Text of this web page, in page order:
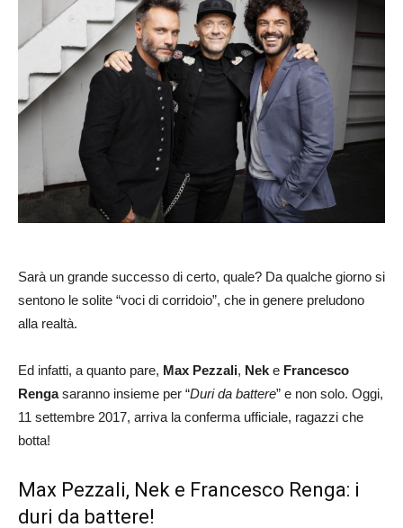
Sarà un grande successo di certo, quale? Da qualche giorno si
sentono le solite “voci di corridoio”, che in genere preludono
alla realtà.
Ed infatti, a quanto pare, Max Pezzali, Nek e Francesco
Rengasaranno insieme per “Duri da battere” e non solo. Oggi,
11 settembre 2017, arriva la conferma ufficiale, ragazzi che
botta!
Max Pezzali, Nek e Francesco Renga: i
duri da battere!